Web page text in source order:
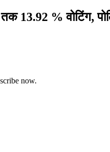
13.92 % वोटिंग,
now.